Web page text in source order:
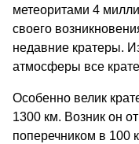
метеоритами 4
своего
недавние кратеры.
атмосферы все
Особенно велик
1300 км. Возник он
поперечником в 100